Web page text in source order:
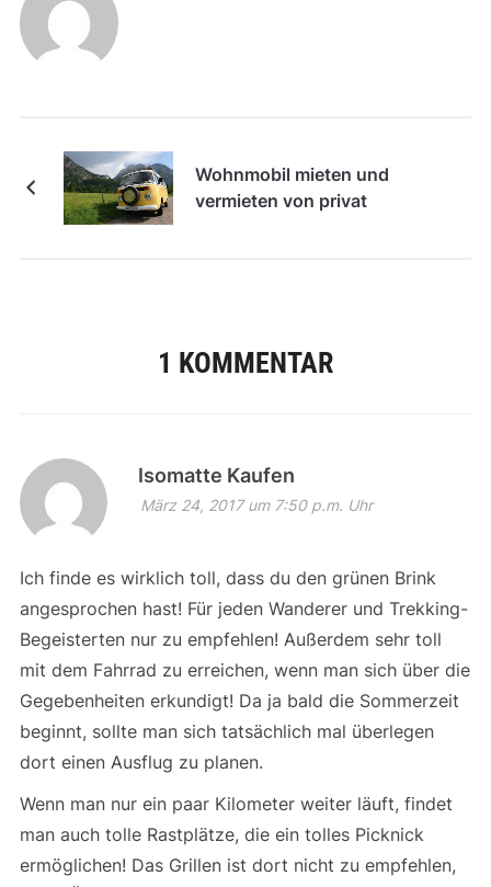
Wohnmobil mieten und
vermieten von privat
1 KOMMENTAR
Isomatte Kaufen
März 24, 2017 um 7:50 p.m. Uhr
Ich finde es wirklich toll, dass du den grünen Brink
angesprochen hast! Für jeden Wanderer und Trekking-
Begeisterten nur zu empfehlen! Außerdem sehr toll
mit dem Fahrrad zu erreichen, wenn man sich über die
Gegebenheiten erkundigt! Da ja bald die Sommerzeit
beginnt, sollte man sich tatsächlich mal überlegen
dort einen Ausflug zu planen.
Wenn man nur ein paar Kilometer weiter läuft, findet
man auch tolle Rastplätze, die ein tolles Picknick
ermöglichen! Das Grillen ist dort nicht zu empfehlen,